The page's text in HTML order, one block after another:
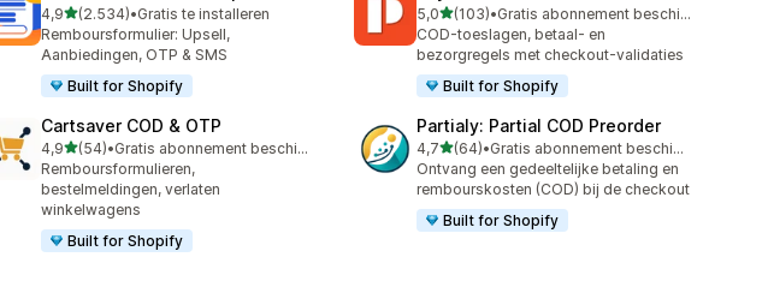
4,9van 5 sterren
(2.534)
2534 recensies in totaal
•Gratis te installeren
Remboursformulier: Upsell,
Aanbiedingen, OTP & SMS
Built for Shopify
5,0van 5 sterren
(103)
103 recensies in totaal
•
Gratis abonnement beschikbaar
COD-toeslagen, betaal- en
bezorgregels met checkout-validaties
Built for Shopify
Cartsaver COD & OTP
4,9van 5 sterren
(54)
54 recensies in totaal
•
Gratis abonnement beschikbaar
Remboursformulieren,
bestelmeldingen, verlaten
winkelwagens
Built for Shopify
Partialy: Partial COD Preorder
4,7van 5 sterren
(64)
64 recensies in totaal
•
Gratis abonnement beschikbaar
Ontvang een gedeeltelijke betaling en
rembourskosten (COD) bij de checkout
Built for Shopify